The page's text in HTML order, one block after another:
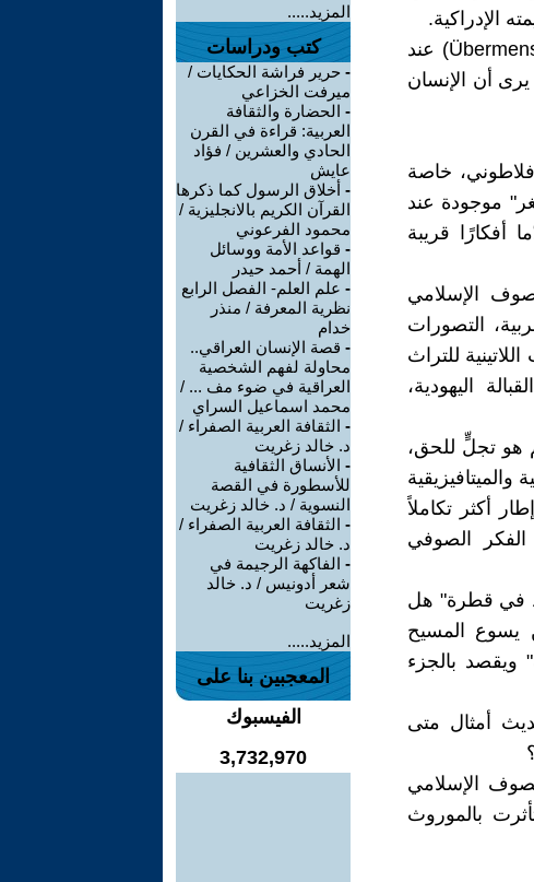
الإدراكية.
وكذلك نيتشه (1844-1900م): نرى أن فكرة "الإنسان الأعلى" (Übermensch) عند
أن الإنسان
خاصة
موجودة عند
أفكارًا قريبة
الإسلامي
التصورات
للتراث
اليهودية،
هو تجلٍّ للحق،
أكثر تكاملاً
الصوفي
في قطرة" هل
يسوع المسيح
ويقصد بالجزء
أمثال متى
الإسلامي
بالموروث
المزيد.....
كتب ودراسات
- حرير فراشة الحكايات /
ميرفت الخزاعي
- الحضارة والثقافة
العربية: قراءة في القرن
الحادي والعشرين / فؤاد
عايش
- أخلاق الرسول كما ذكرها
القرآن الكريم بالانجليزية /
محمود الفرعوني
- قواعد الأمة ووسائل
الهمة / أحمد حيدر
- علم العلم- الفصل الرابع
نظرية المعرفة / منذر
خدام
- قصة الإنسان العراقي..
محاولة لفهم الشخصية
العراقية في ضوء مف ... /
محمد اسماعيل السراي
- الثقافة العربية الصفراء /
د. خالد زغريت
- الأنساق الثقافية
للأسطورة في القصة
النسوية / د. خالد زغريت
- الثقافة العربية الصفراء /
د. خالد زغريت
- الفاكهة الرجيمة في
شعر أدونيس / د. خالد
زغريت
المزيد.....
المعجبين بنا على
الفيسبوك
3,732,970